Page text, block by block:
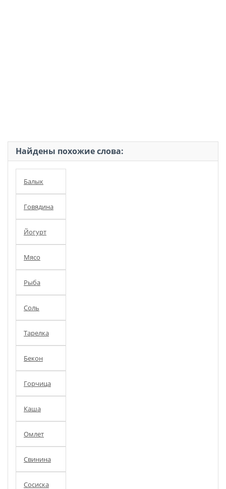
Найдены похожие слова:
Балык
Говядина
Йогурт
Мясо
Рыба
Соль
Тарелка
Бекон
Горчица
Каша
Омлет
Свинина
Сосиска